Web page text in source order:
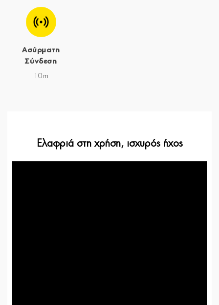
Ασύρματη
Σύνδεση
10m
Ελαφριά στη χρήση, ισχυρός ήχος